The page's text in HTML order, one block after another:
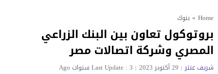
Home
» بنوك
بروتوكول تعاون بين البنك الزراعي
المصري وشركة اتصالات مصر
شريف عنتر 29 أكتوبر 2023 Last Update : 3 سنوات Ago